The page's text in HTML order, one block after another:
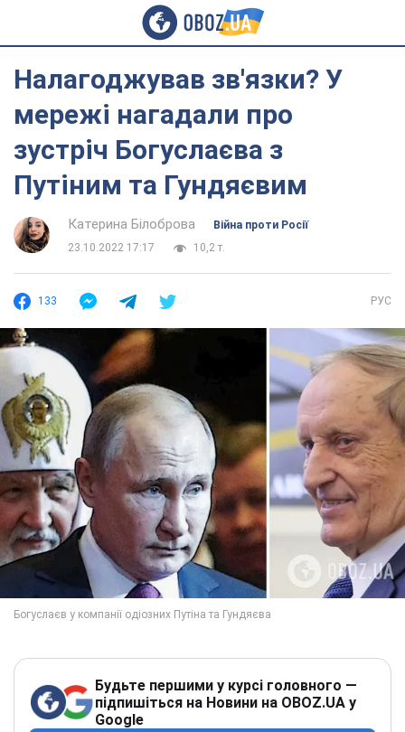
Налагоджував зв'язки? У
мережі нагадали про
зустріч Богуслаєва з
Путіним та Гундяєвим
Катерина Білоброва
Війна проти Росії
23.10.2022 17:17
10,2 т.
133 РУС
Будьте першими у курсі головного —
підпишіться на Новини на OBOZ.UA у
Google